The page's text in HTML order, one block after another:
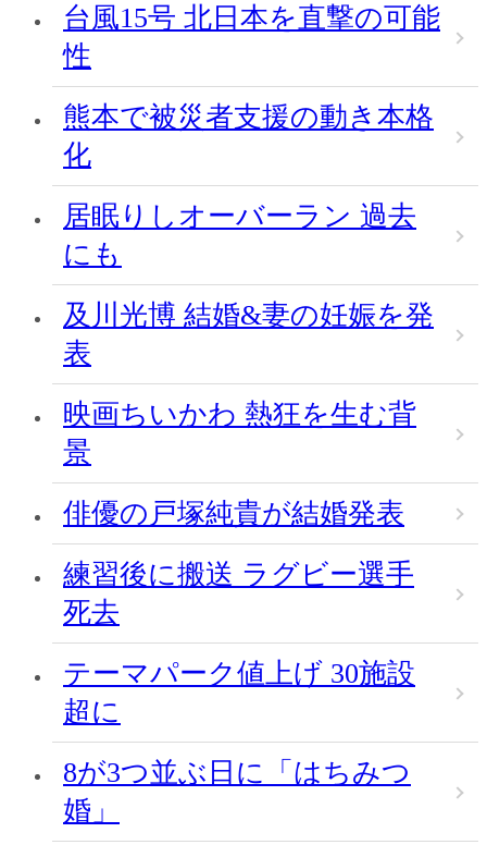
台風15号 北日本を直撃の可能
性
熊本で被災者支援の動き本格
化
居眠りしオーバーラン 過去
にも
及川光博 結婚&妻の妊娠を発
表
映画ちいかわ 熱狂を生む背
景
俳優の戸塚純貴が結婚発表
練習後に搬送 ラグビー選手
死去
テーマパーク値上げ 30施設
超に
8が3つ並ぶ日に「はちみつ
婚」